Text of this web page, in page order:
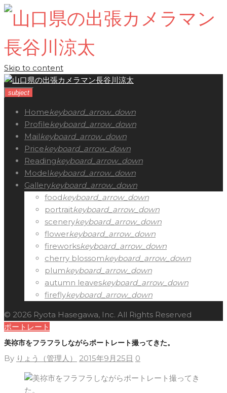
Skip to content
subject
Homekeyboard_arrow_down
Profilekeyboard_arrow_down
Mailkeyboard_arrow_down
Pricekeyboard_arrow_down
Readingkeyboard_arrow_down
Modelkeyboard_arrow_down
Gallerykeyboard_arrow_down
foodkeyboard_arrow_down
portraitkeyboard_arrow_down
scenerykeyboard_arrow_down
flowerkeyboard_arrow_down
fireworkskeyboard_arrow_down
cherry blossomkeyboard_arrow_down
plumkeyboard_arrow_down
autumn leaveskeyboard_arrow_down
fireflykeyboard_arrow_down
© 2026 Ryota Hasegawa, Inc. All Rights Reserved
ポートレート
美祢市をフラフラしながらポートレート撮ってきた。
By りょう（管理人） 2015年9月25日 0